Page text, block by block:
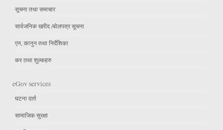
सूचना तथा समाचार
सार्वजनिक खरीद /बोलपत्र सूचना
एन, कानुन तथा निर्देशिका
कर तथा शुल्कहरु
eGov services
घटना दर्ता
सामाजिक सुरक्षा